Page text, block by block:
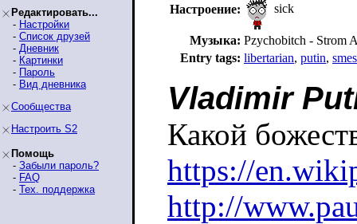
Редактировать...
- Настройки
- Список друзей
- Дневник
- Картинки
- Пароль
- Вид дневника
Сообщества
Настроить S2
Помощь
- Забыли пароль?
- FAQ
- Тех. поддержка
Настроение: sick
Музыка: Pzychobitch - Strom
Entry tags: libertarian, putin,
Vladimir
Какой
https://
http://